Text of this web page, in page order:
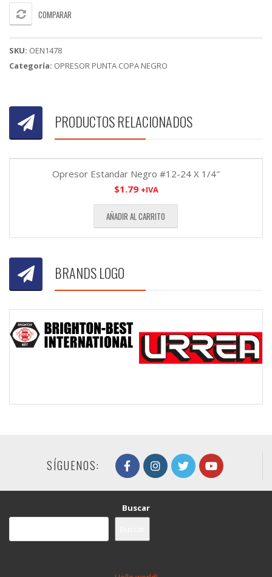
cantidad
COMPARAR
SKU: OEN1478
Categoría: OPRESOR PUNTA COPA NEGRO
PRODUCTOS RELACIONADOS
Opresor Estandar Negro #12-24 X 1/4″
$1.79 +IVA
AÑADIR AL CARRITO
BRANDS LOGO
SÍGUENOS:
Buscar